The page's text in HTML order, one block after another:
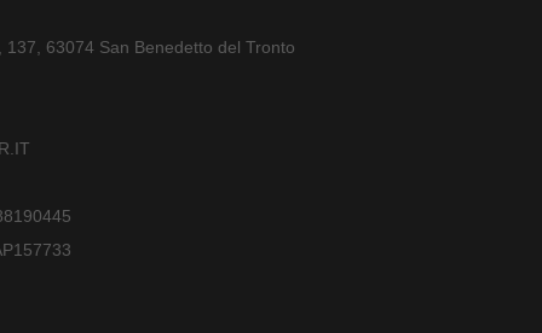
137, 63074 San Benedetto del Tronto